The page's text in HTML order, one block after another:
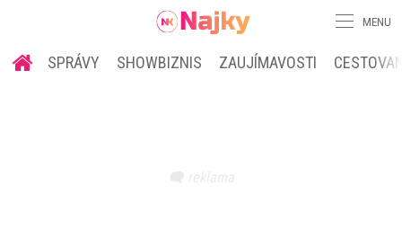
MENU
SPRÁVY SHOWBIZNIS ZAUJÍMAVOSTI